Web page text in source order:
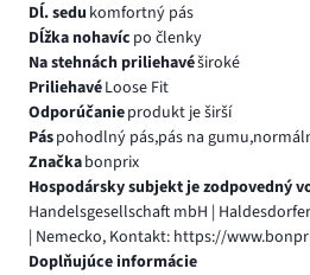
Dĺ. sedu komfortný pás
Dĺžka nohavíc po členky
Na stehnách priliehavéširoké
PriliehavéLoose Fit
Odporúčanieprodukt je širší
Páspohodlný pás,pás na
Značkabonprix
Hospodársky subjekt je zodpovedný
Handelsgesellschaft mbH |
| Nemecko, Kontakt: https://
Doplňujúce informácie